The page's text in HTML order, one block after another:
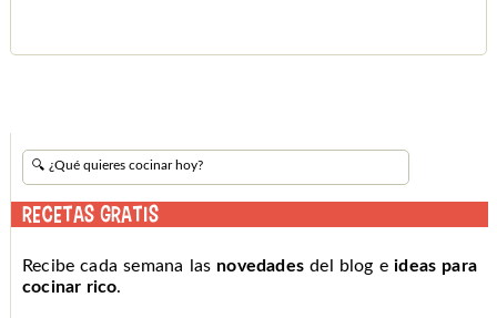
RECETAS GRATIS
Recibe cada semana las novedades del blog eideas para
cocinar rico.